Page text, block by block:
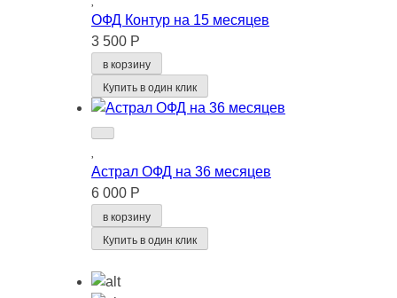
ОФД Контур на 15 месяцев
3 500 Р
в корзину
Купить в один клик
Астрал ОФД на 36 месяцев
6 000 Р
в корзину
Купить в один клик